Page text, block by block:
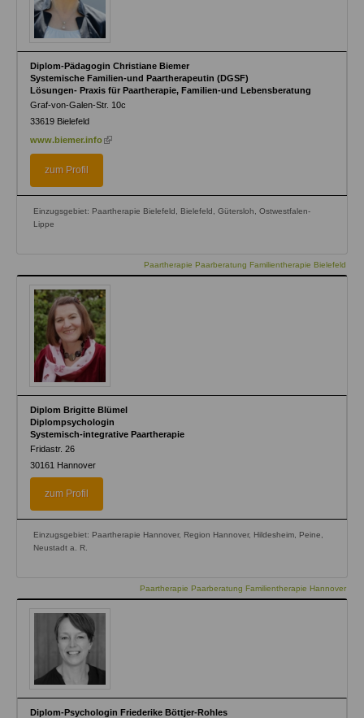
Diplom-Pädagogin Christiane Biemer
Systemische Familien-und Paartherapeutin (DGSF)
Lösungen- Praxis für Paartherapie, Familien-und Lebensberatung
Graf-von-Galen-Str. 10c
33619 Bielefeld
www.biemer.info (link
zum Profil
Einzugsgebiet: Paartherapie Bielefeld, Bielefeld, Gütersloh, Ostwestfalen-
Lippe
Paartherapie Paarberatung Familientherapie Bielefeld
Diplom Brigitte Blümel
Diplompsychologin
Systemisch-integrative Paartherapie
Fridastr. 26
30161 Hannover
zum Profil
Einzugsgebiet: Paartherapie Hannover, Region Hannover, Hildesheim, Peine,
Neustadt a. R.
Paartherapie Paarberatung Familientherapie Hannover
Diplom-Psychologin Friederike Böttjer-Rohles